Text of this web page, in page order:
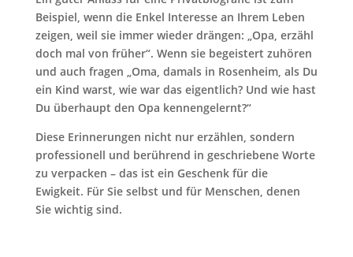
Beispiel, wenn die Enkel Interesse an Ihrem Leben
zeigen, weil sie immer wieder drängen: „Opa, erzähl
doch mal von früher“. Wenn sie begeistert zuhören
und auch fragen „Oma, damals in Rosenheim, als Du
ein Kind warst, wie war das eigentlich? Und wie hast
Du überhaupt den Opa kennengelernt?“
Diese Erinnerungen nicht nur erzählen, sondern
professionell und berührend in geschriebene Worte
zu verpacken – das ist ein Geschenk für die
Ewigkeit. Für Sie selbst und für Menschen, denen
Sie wichtig sind.